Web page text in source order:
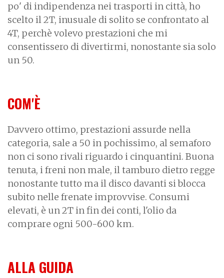
po' di indipendenza nei trasporti in città, ho
scelto il 2T, inusuale di solito se confrontato al
4T, perchè volevo prestazioni che mi
consentissero di divertirmi, nonostante sia solo
un 50.
COM'È
Davvero ottimo, prestazioni assurde nella
categoria, sale a 50 in pochissimo, al semaforo
non ci sono rivali riguardo i cinquantini. Buona
tenuta, i freni non male, il tamburo dietro regge
nonostante tutto ma il disco davanti si blocca
subito nelle frenate improvvise. Consumi
elevati, è un 2T in fin dei conti, l'olio da
comprare ogni 500-600 km.
ALLA GUIDA